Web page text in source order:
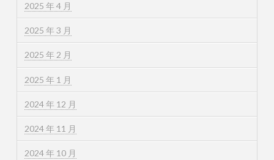
2025 年 4 月
2025 年 3 月
2025 年 2 月
2025 年 1 月
2024 年 12 月
2024 年 11 月
2024 年 10 月